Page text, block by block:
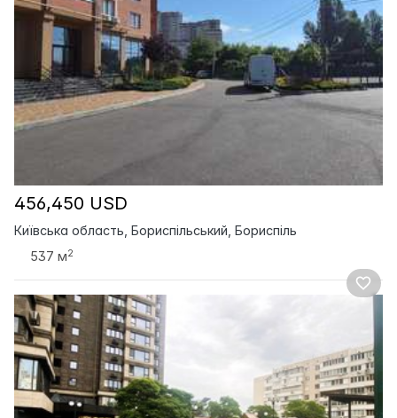
456,450 USD
Київська область, Бориспільський, Бориспіль
537 м2